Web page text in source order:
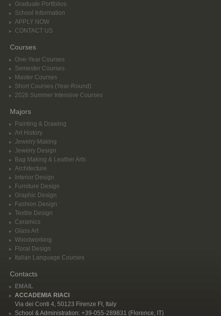
Graduate Portfolios
School Information
APPLY NOW
CONTACT US
Courses
One-Year Courses
Semester Courses
Master Courses
Short Courses (Year-Round)
2026 Summer Intensive Courses
Majors
Painting & Drawing
Art History
Jewelry Making
Jewelry Design
Bag Making & Leather Arts
Architecture
Interior Design
Furniture Design
Graphic Design
Fashion Design
Textile Design
Ceramics
Glass Art
Woodworking
Floral Design
Italian Language Courses
Contacts
EMAIL
ACCADEMIA RIACI
Via dei Conti 4, 50123 Firenze FI, Italy
School & Administration: +39-055-289831 (Florence, IT)